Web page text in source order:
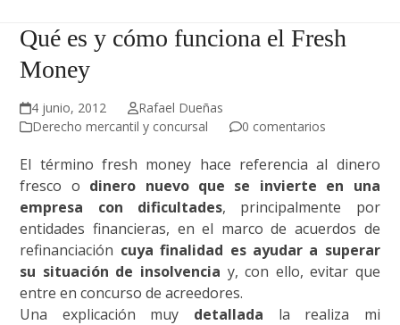
Qué es y cómo funciona el Fresh
Money
4 junio, 2012
Rafael Dueñas
Derecho mercantil y concursal
0 comentarios
El término fresh money hace referencia al dinero
fresco o dinero nuevo que se invierte en una
empresa con dificultades, principalmente por
entidades financieras, en el marco de acuerdos de
refinanciación cuya finalidad es ayudar a superar
su situación de insolvencia y, con ello, evitar que
entre en concurso de acreedores.
Una explicación muy detallada la realiza mi